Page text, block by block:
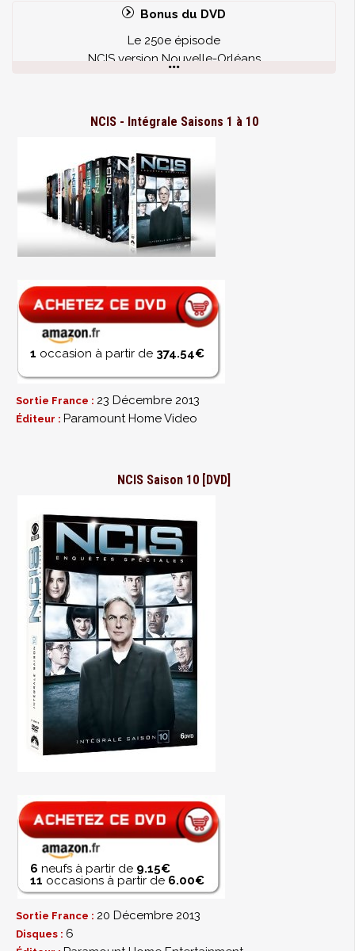
Bonus du DVD
Le 250e épisode
NCIS version Nouvelle-Orléans
White
"Officiellement"
"À la recherche d'Ellie Bishop"
"Tournage nocturne"
"Casier judiciaire"
Joe Spano : le vrai Fornell
NCIS - Intégrale Saisons 1 à 10
1 occasion à partir de 374.54€
Sortie France : 23 Décembre 2013
Éditeur : Paramount Home Video
NCIS Saison 10 [DVD]
6 neufs à partir de 9.15€
11 occasions à partir de 6.00€
Sortie France : 20 Décembre 2013
Disques : 6